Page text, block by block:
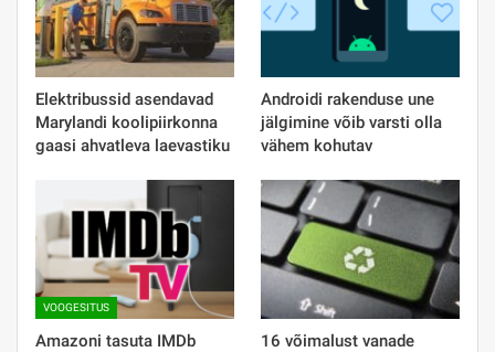
Elektribussid asendavad
Marylandi koolipiirkonna
gaasi ahvatleva laevastiku
Androidi rakenduse une
jälgimine võib varsti olla
vähem kohutav
VOOGESITUS
Amazoni tasuta IMDb
16 võimalust vanade